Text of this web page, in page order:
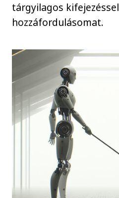
tárgyilagos kifejezéssel
hozzáfordulásomat.